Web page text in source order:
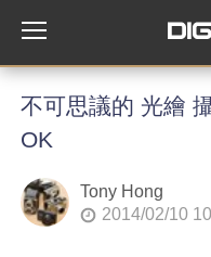
不可思議的 光繪
OK
Tony Hong
2014/02/10